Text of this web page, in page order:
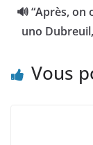
🔊 “Après,
uno
Vous